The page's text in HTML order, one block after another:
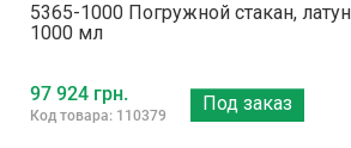
5365-1000 Погружной стакан,
1000 мл
97 924 грн.
Код товара: 110379
Под заказ